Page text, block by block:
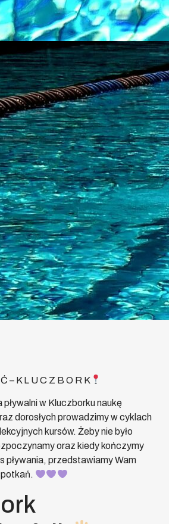
– K L U C Z B O R K
pływalni w Kluczborku naukę
dorosłych prowadzimy w cyklach
kursów. Żeby nie było
oraz kiedy kończymy
pływania, przedstawiamy Wam